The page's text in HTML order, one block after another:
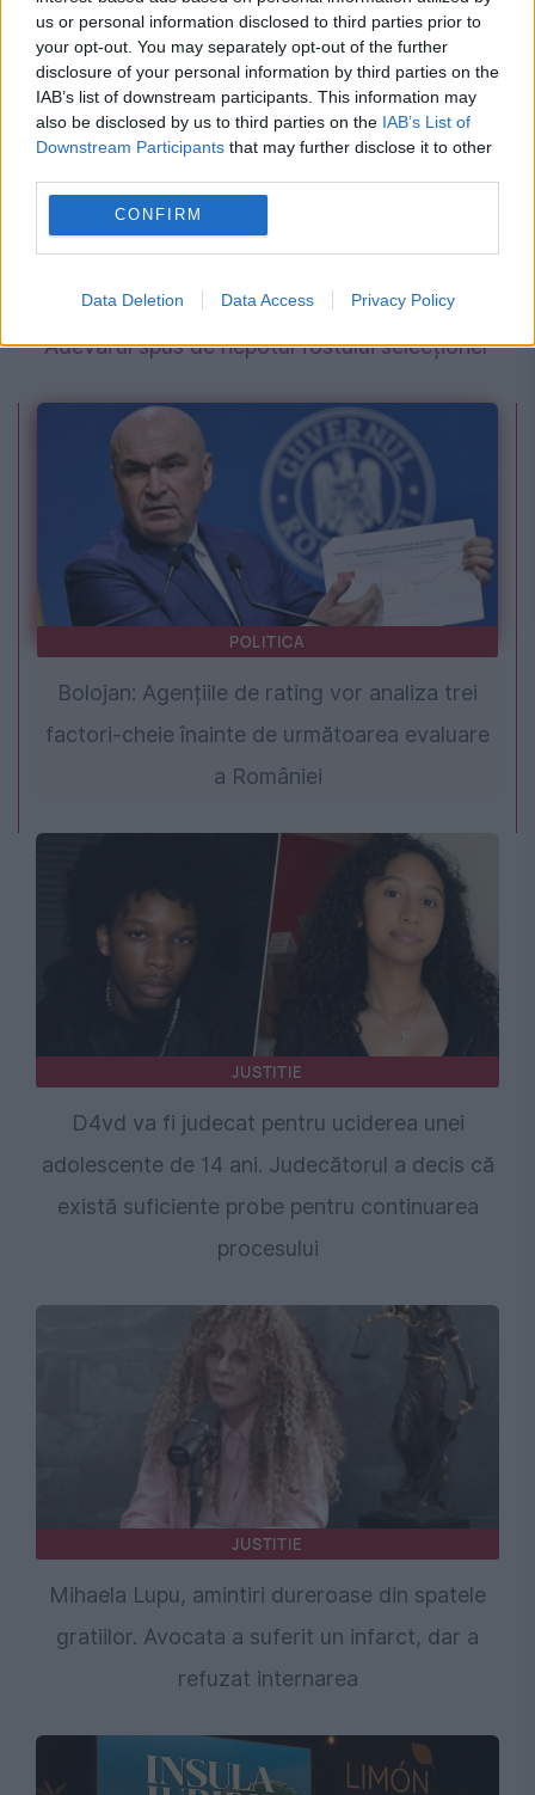
us or personal information disclosed to third parties prior to
your opt-out. You may separately opt-out of the further
disclosure of your personal information by third parties on the
IAB’s list of downstream participants. This information may
also be disclosed by us to third parties on the IAB’s List of
Downstream Participants that may further disclose it to other
CONFIRM
Data Deletion Data Access Privacy Policy
SPORT
De ce a murit, de fapt, Mircea Lucescu.
Adevărul spus de nepotul fostului selecționer
POLITICA
Bolojan: Agențiile de rating vor analiza trei
factori-cheie înainte de următoarea evaluare
a României
JUSTITIE
D4vd va fi judecat pentru uciderea unei
adolescente de 14 ani. Judecătorul a decis că
există suficiente probe pentru continuarea
procesului
JUSTITIE
Mihaela Lupu, amintiri dureroase din spatele
gratiilor. Avocata a suferit un infarct, dar a
refuzat internarea